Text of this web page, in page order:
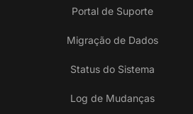
Portal de Suporte
Migração de Dados
Status do Sistema
Log de Mudanças